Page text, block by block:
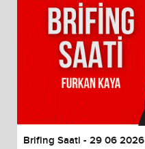
Brifing Saati - 29 06 2026